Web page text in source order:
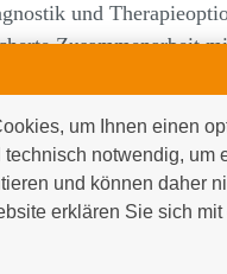
und
Zusammenarbeit
vertrauensvolle
wir uns für eine
von Diagnostik
ein und legen
und damit die
der
um Ihnen einen
notwendig, um
und können daher
erklären Sie sich